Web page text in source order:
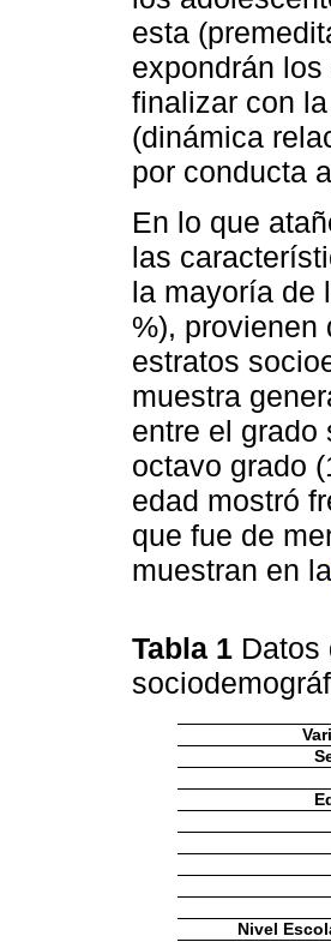
esta
expondrán
finalizar con
(dinámica
por conducta
En lo que
las
la mayoría de
%), provienen
estratos
muestra
entre el grado
octavo grado
edad mostró
que fue de
muestran en la
Tabla 1 Datos
Nivel